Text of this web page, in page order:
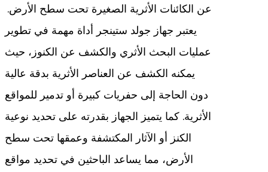
عن الكائنات الأثرية الصغيرة تحت سطح الأرض.
يعتبر جهاز جولد ستينجر أداة مهمة في تطوير
عمليات البحث الأثري والكشف عن الكنوز، حيث
يمكنه الكشف عن العناصر الأثرية بدقة عالية
دون الحاجة إلى حفريات كبيرة أو تدمير للمواقع
الأثرية. كما يتميز الجهاز بقدرته على تحديد نوعية
الكنز أو الآثار المكتشفة وعمقها تحت سطح
الأرض، مما يساعد الباحثين في تحديد مواقع